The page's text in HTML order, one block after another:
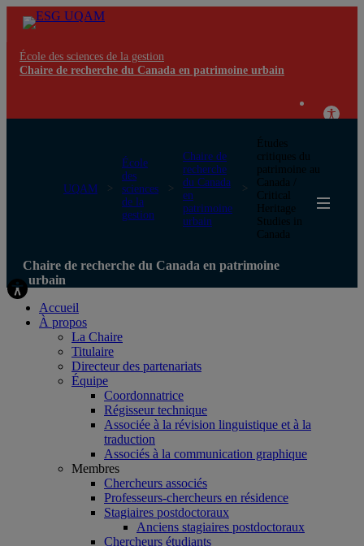
École des sciences de la gestion
Chaire de recherche du Canada en patrimoine urbain
UQAM
École
des
sciences
de la
gestion
Chaire de
recherche
du Canada
en
patrimoine
urbain
Études
critiques du
patrimoine au
Canada /
Critical
Heritage
Studies in
Canada
Chaire de recherche du Canada en patrimoine
urbain
Accueil
À propos
La Chaire
Titulaire
Directeur des partenariats
Équipe
Coordonnatrice
Régisseur technique
Associée à la révision linguistique et à la
traduction
Associés à la communication graphique
Membres
Chercheurs associés
Professeurs-chercheurs en résidence
Stagiaires postdoctoraux
Anciens stagiaires postdoctoraux
Chercheurs étudiants